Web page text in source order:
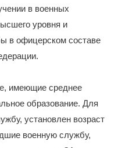
в военных
уровня и
в офицерском составе
имеющие среднее
образование. Для
установлен возраст
военную службу,